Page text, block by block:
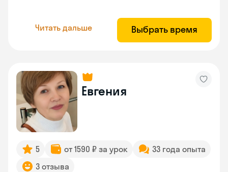
Читать дальше Выбрать время
Евгения
5 от 1590 ₽ за урок
33 года опыта
3 отзыва